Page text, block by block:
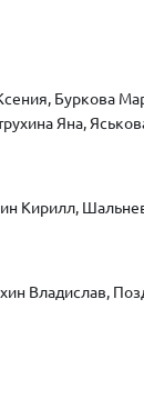
Буркова
Яна,
Кирилл,
Владислав,